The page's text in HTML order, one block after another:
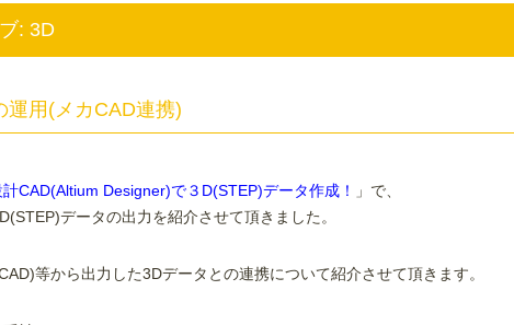
: 3D
運用(メカCAD連携)
CAD(Altium Designer)で３D(STEP)データ作成！
」で、
データの出力を紹介させて頂きました。
等から出力した3Dデータとの連携について紹介させて頂きます。